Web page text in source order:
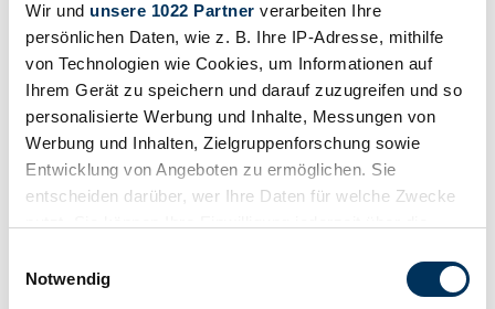
Wir und unsere 1022 Partner verarbeiten Ihre
persönlichen Daten, wie z. B. Ihre IP-Adresse, mithilfe
von Technologien wie Cookies, um Informationen auf
Ihrem Gerät zu speichern und darauf zuzugreifen und so
personalisierte Werbung und Inhalte, Messungen von
Werbung und Inhalten, Zielgruppenforschung sowie
Entwicklung von Angeboten zu ermöglichen. Sie
entscheiden darüber, wer Ihre Daten für welche Zwecke
Trigger Symbol ändern oder widerrufen
Notwendig